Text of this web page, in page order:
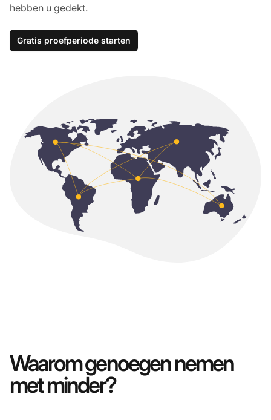
hebben u gedekt.
Gratis proefperiode starten
Waarom genoegen nemen
met minder?